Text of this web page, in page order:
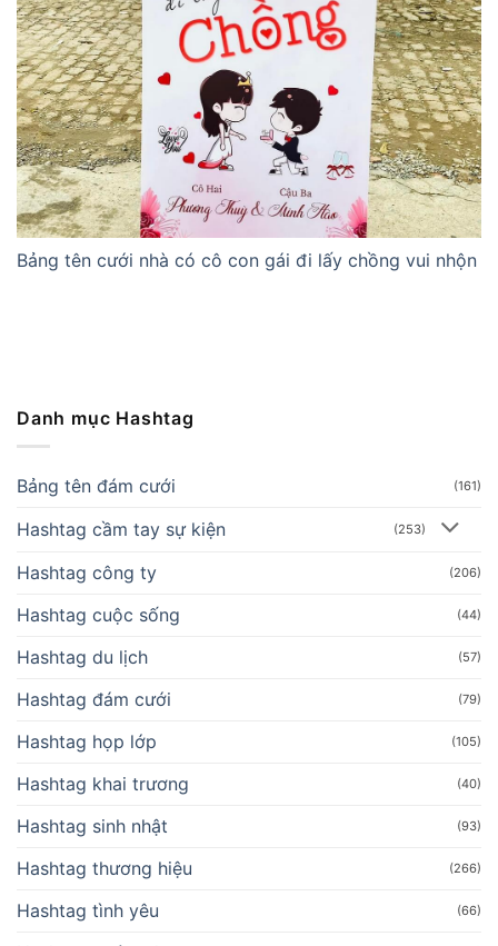
Danh mục Hashtag
Bảng tên đám cưới (161)
Hashtag cầm tay sự kiện (253)
Hashtag công ty (206)
Hashtag cuộc sống (44)
Hashtag du lịch (57)
Hashtag đám cưới (79)
Hashtag họp lớp (105)
Hashtag khai trương (40)
Hashtag sinh nhật (93)
Hashtag thương hiệu (266)
Hashtag tình yêu (66)
Bảng tên cưới nhà có cô con gái đi lấy chồng vui nhộn